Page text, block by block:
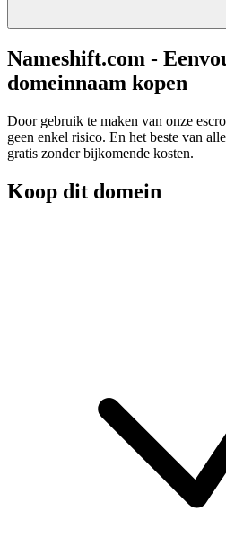
Nameshift.com -
domeinnaam kopen
Door gebruik te maken van onze
geen enkel risico. En het beste van
gratis zonder bijkomende kosten.
Koop dit domein